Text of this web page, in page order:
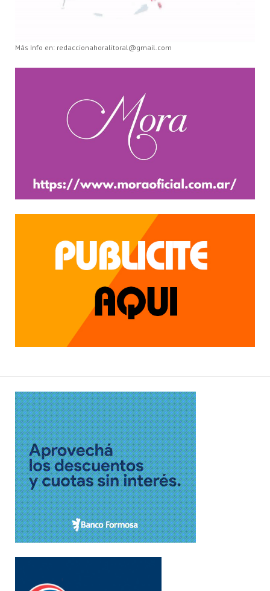
Más Info en: redaccionahoralitoral@gmail.com